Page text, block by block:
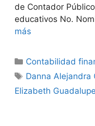
de Contador
educativos No.
más
Categorías
Contabilidad
Etiquetas
Danna Alejandra
Elizabeth